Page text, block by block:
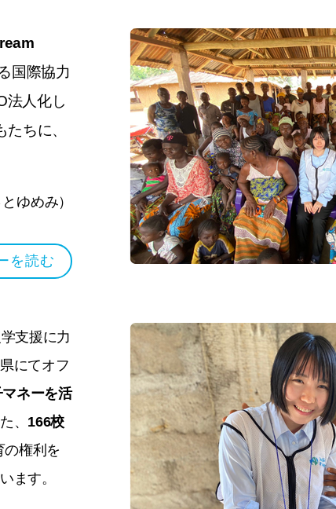
国際協力
法人化し
ちに、
ゆめみ）
を読む
支援に力
にてオフ
ネーを活
、 166校
権利を
ます。